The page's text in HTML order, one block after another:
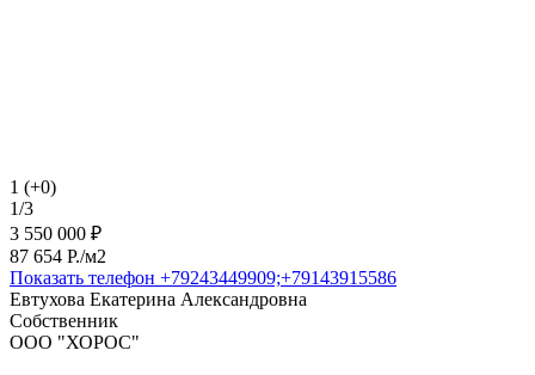
1 (+0)
1/3
3 550 000 ₽
87 654 P./м2
Показать телефон +79243449909;+79143915586
Евтухова Екатерина Александровна
Собственник
ООО "ХОРОС"